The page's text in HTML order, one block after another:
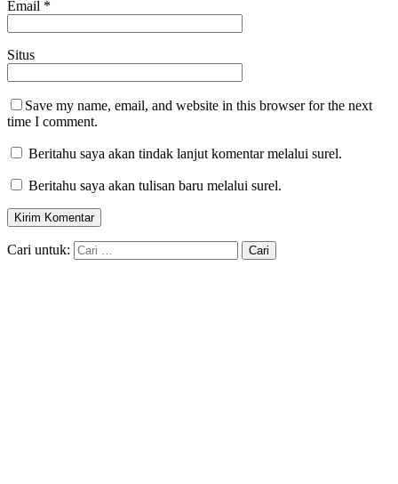
Email *
Situs
Save my name, email, and website in this browser for the next
time I comment.
Beritahu saya akan tindak lanjut komentar melalui surel.
Beritahu saya akan tulisan baru melalui surel.
Cari untuk: